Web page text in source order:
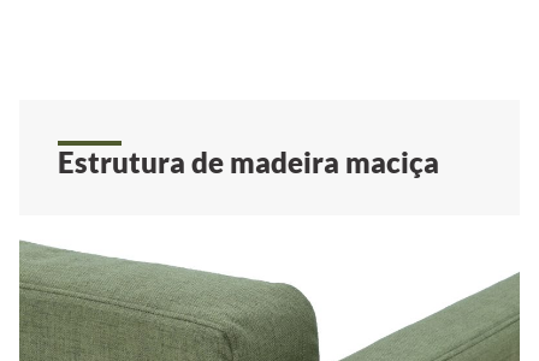
Estrutura de madeira maciça